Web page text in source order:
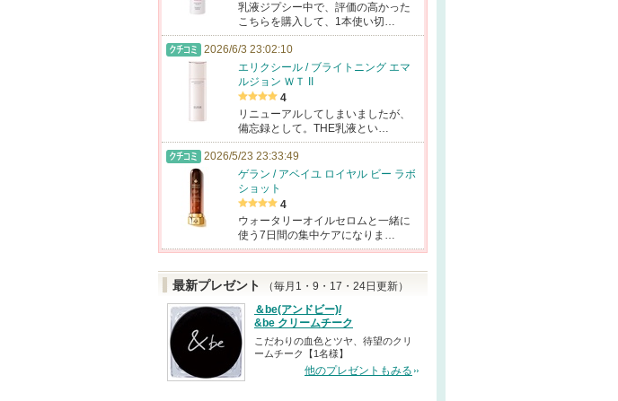
乳液ジプシー中で、評価の高かった
こちらを購入して、1本使い切…
2026/6/3 23:02:10
エリクシール / ブライトニング エマ
ルジョン ＷＴ II
4
リニューアルしてしまいましたが、
備忘録として。THE乳液とい…
2026/5/23 23:33:49
ゲラン / アベイユ ロイヤル ビー ラボ
ショット
4
ウォータリーオイルセロムと一緒に
使う7日間の集中ケアになりま…
最新プレゼント
（毎月1・9・17・24日更新）
＆be(アンドビー)/
&be クリームチーク
こだわりの血色とツヤ、待望のクリ
ームチーク【1名様】
他のプレゼントもみる